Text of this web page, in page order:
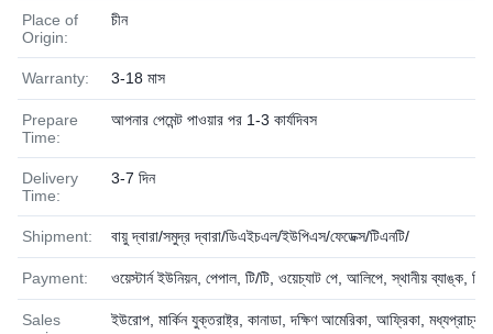
Place of
Origin:
চীন
Warranty: 3-18 মাস
Prepare
Time:
আপনার পেমেন্ট পাওয়ার পর 1-3 কার্যদিবস
Delivery
Time:
3-7 দিন
Shipment: বায়ু দ্বারা/সমুদ্র দ্বারা/ডিএইচএল/ইউপিএস/ফেডেক্স/টিএনটি/
Payment: ওয়েস্টার্ন ইউনিয়ন, পেপাল, টি/টি, ওয়েচ্যাট পে, আলিপে, স্থানীয় ব্যাঙ্ক,
Sales
ইউরোপ, মার্কিন যুক্তরাষ্ট্র, কানাডা, দক্ষিণ আমেরিকা, আফ্রিকা, মধ্যপ্রাচ্য